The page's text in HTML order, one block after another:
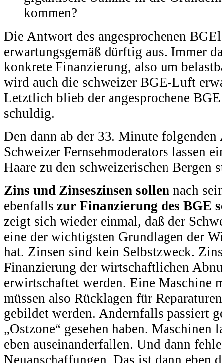
kommen?
Die Antwort des angesprochenen
erwartungsgemäß dürftig aus. Immer
konkrete Finanzierung, also um
wird auch die schweizer BGE-Luft
Letztlich blieb der angesprochene
schuldig.
Den dann ab der 33. Minute folgenden
Schweizer Fernsehmoderators lassen
Haare zu den schweizerischen Bergen
Zins und Zinseszinsen sollen nach
ebenfalls zur Finanzierung des BGE
zeigt sich wieder einmal, daß der
eine der wichtigsten Grundlagen der
hat. Zinsen sind kein Selbstzweck.
Finanzierung der wirtschaftlichen
erwirtschaftet werden. Eine Maschine
müssen also Rücklagen für
gebildet werden. Andernfalls passiert
„Ostzone“ gesehen haben. Maschinen
eben auseinanderfallen. Und dann
Neuanschaffungen. Das ist dann eben